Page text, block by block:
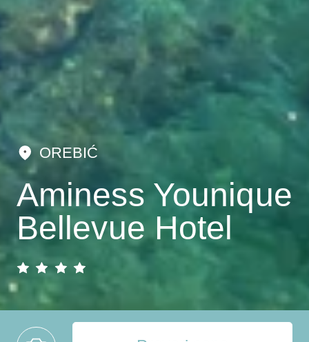
OREBIĆ
Aminess Younique
Bellevue Hotel